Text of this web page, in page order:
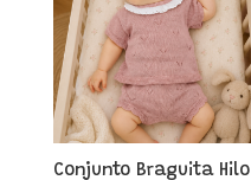
Conjunto Braguita Hilo